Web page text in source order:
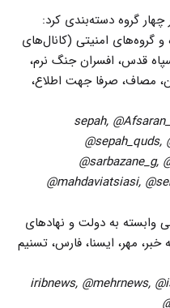
گروه دسته‌بندی کرد:
و گروه‌های امنیتی (کانال‌های
قدس، افسران جنگ نرم،
مصاف، صرفا جهت اطلاع،
@sepah,
@sepah_quds,
@sarbazane_g,
@mahdaviatsiasi,
وابسته به دولت و نهادهای
مهر، ایسنا، فارس، تسنیم
@iribnews, @mehrnews,